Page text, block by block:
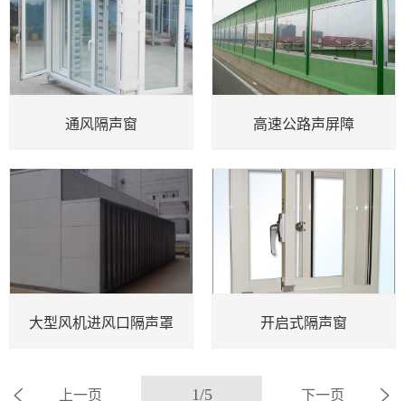
通风隔声窗 高速公路声屏障
大型风机进风口隔声罩 开启式隔声窗
上一页 1/5 下一页